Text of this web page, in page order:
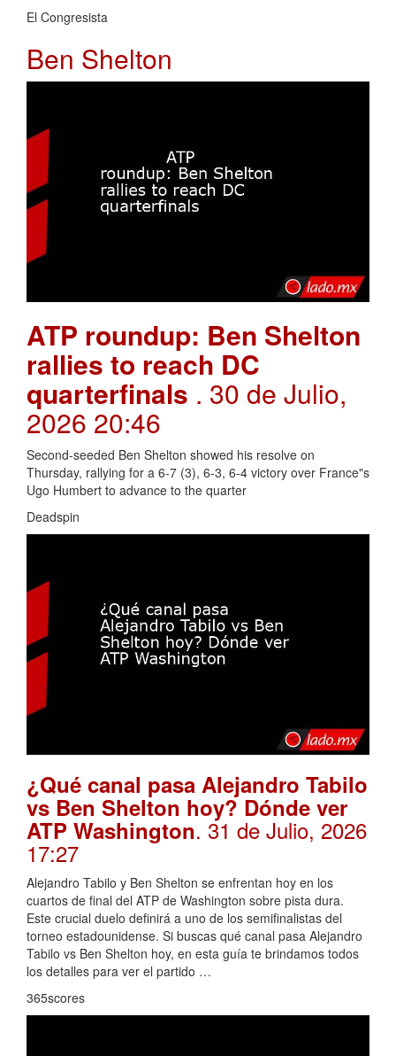
El Congresista
Ben Shelton
ATP roundup: Ben Shelton
rallies to reach DC
quarterfinals . 30 de Julio,
2026 20:46
Second-seeded Ben Shelton showed his resolve on
Thursday, rallying for a 6-7 (3), 6-3, 6-4 victory over France"s
Ugo Humbert to advance to the quarter
Deadspin
¿Qué canal pasa Alejandro Tabilo
vs Ben Shelton hoy? Dónde ver
ATP Washington. 31 de Julio, 2026
17:27
Alejandro Tabilo y Ben Shelton se enfrentan hoy en los
cuartos de final del ATP de Washington sobre pista dura.
Este crucial duelo definirá a uno de los semifinalistas del
torneo estadounidense. Si buscas qué canal pasa Alejandro
Tabilo vs Ben Shelton hoy, en esta guía te brindamos todos
los detalles para ver el partido …
365scores